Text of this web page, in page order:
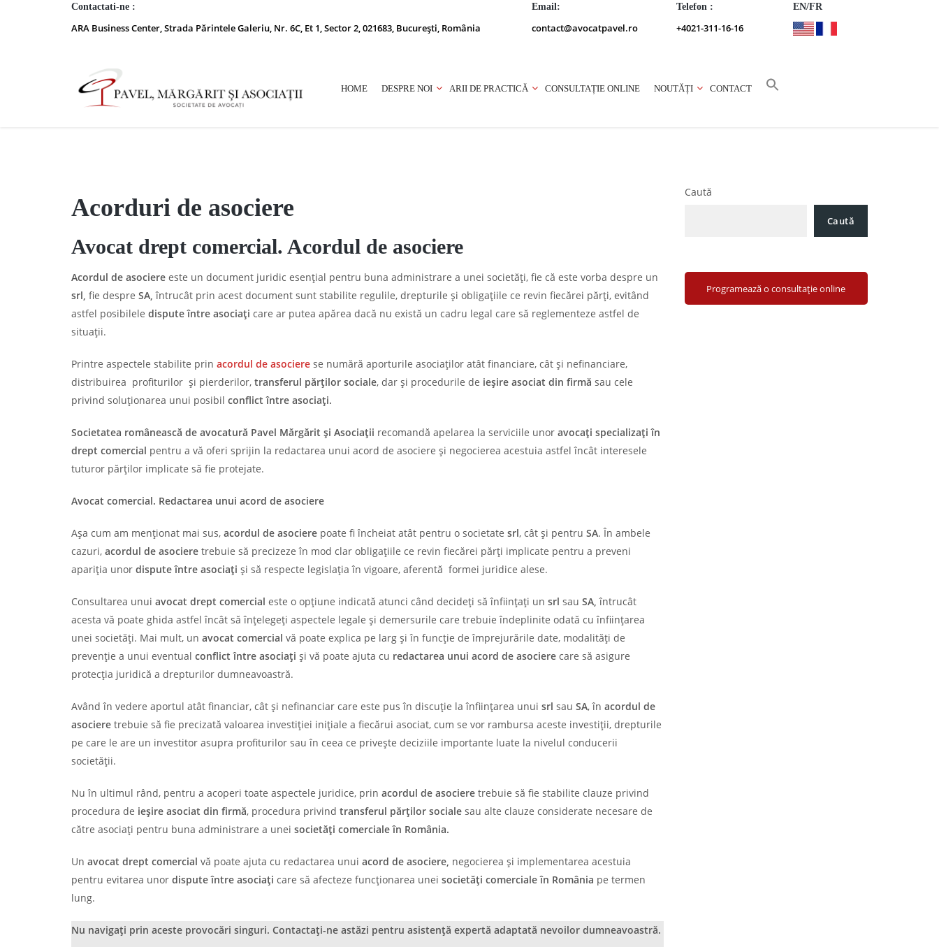
Contactati-ne :
ARA Business Center, Strada Părintele Galeriu, Nr. 6C, Et 1, Sector 2, 021683, București, România
Email:
contact@avocatpavel.ro
Telefon :
+4021-311-16-16
EN/FR
HOME DESPRE NOI ARII DE PRACTICĂ CONSULTAȚIE ONLINE NOUTĂȚI CONTACT
Acorduri de asociere
Avocat drept comercial. Acordul de asociere
Acordul de asociere este un document juridic esențial pentru buna administrare a unei societăți, fie că este vorba despre un
srl, fie despre SA,întrucât prin acest document sunt stabilite regulile, drepturile și obligațiile ce revin fiecărei părți, evitând
astfel posibilele dispute între asociați care ar putea apărea dacă nu există un cadru legal care să reglementeze astfel de
situații.
Printre aspectele stabilite prin acordul de asociere se numără aporturile asociaților atât financiare, cât și nefinanciare,
distribuirea profiturilor și pierderilor, transferul părților sociale, dar și procedurile de ieșire asociat din firmă sau cele
privind soluționarea unui posibil conflict între asociați.
Societatea românească de avocatură Pavel Mărgărit și Asociații recomandă apelarea la serviciile unor avocați specializați în
drept comercial pentru a vă oferi sprijin la redactarea unui acord de asociere și negocierea acestuia astfel încât interesele
tuturor părților implicate să fie protejate.
Avocat comercial. Redactarea unui acord de asociere
Așa cum am menționat mai sus, acordul de asociere poate fi încheiat atât pentru o societate srl, cât și pentru SA. În ambele
cazuri, acordul de asociere trebuie să precizeze în mod clar obligațiile ce revin fiecărei părți implicate pentru a preveni
apariția unor dispute între asociați și să respecte legislația în vigoare, aferentă formei juridice alese.
Consultarea unui avocat drept comercial este o opțiune indicată atunci când decideți să înființați un srl sau SA,întrucât
acesta vă poate ghida astfel încât să înțelegeți aspectele legale și demersurile care trebuie îndeplinite odată cu înființarea
unei societăți. Mai mult, un avocat comercial vă poate explica pe larg și în funcție de împrejurările date, modalități de
prevenție a unui eventual conflict între asociați și vă poate ajuta cu redactarea unui acord de asociere care să asigure
protecția juridică a drepturilor dumneavoastră.
Având în vedere aportul atât financiar, cât și nefinanciar care este pus în discuție la înființarea unui srl sau SA, în acordul de
asociere trebuie să fie precizată valoarea investiției inițiale a fiecărui asociat, cum se vor rambursa aceste investiții, drepturile
pe care le are un investitor asupra profiturilor sau în ceea ce privește deciziile importante luate la nivelul conducerii
societății.
Nu în ultimul rând, pentru a acoperi toate aspectele juridice, prin acordul de asociere trebuie să fie stabilite clauze privind
procedura de ieșire asociat din firmă, procedura privind transferul părților sociale sau alte clauze considerate necesare de
către asociați pentru buna administrare a unei societăți comerciale în România.
Un avocat drept comercial vă poate ajuta cu redactarea unui acord de asociere, negocierea și implementarea acestuia
pentru evitarea unor dispute între asociați care să afecteze funcționarea unei societăți comerciale în România pe termen
lung.
Nu navigați prin aceste provocări singuri. Contactați-ne astăzi pentru asistență expertă adaptată nevoilor dumneavoastră.
Caută
Caută
Programează o consultație online